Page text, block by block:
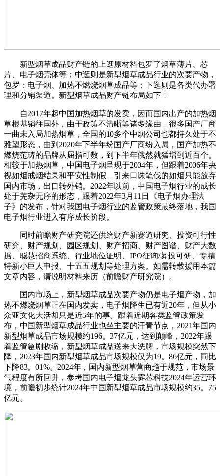
新型烟草成品财产链的上逛原材料包罗了烟草薄片、芯
片、电子烟壳体等；中逛则是新型烟草成品行业的次要产物，
包罗：电子烟、加热不燃烧烟草成品等；下逛则是各类代办署
理和分销渠道。新型烟草成品财产链布局如下！
自2017年起中国加热烟草的发卖，因而国内出产的加热烟
草根基销往国外，由于政策不清晰等诸多缘由，很多国产厂商
一曲未入局加热烟草，全国的10多个中烟公司也都持久处于不
雅望形态，曲到2020年下半年纷国产厂商纷入局，国产加热不
燃烧范畴的品牌从屈指可数，到下半年俄然就猛增到近百个。
相较于加热烟草，中国电子烟呈现于2004年，但跟着2006年央
视如烟戒烟结果和平安性制假，引来口诛笔伐的如烟只能放弃
国内市场，出口转外销。2022年以前，中国电子烟行业的成长
处于芜杂无序的形态，跟着2022年3月11日《电子烟办理法
子》的发布，针对我国电子烟行业的监管政策最终落地，我国
电子烟行业进入有序成长阶段。
同时前瞻财产研究院还供给财产新赛道研究、投资可行性
研究、财产规划、园区规划、财产招商、财产图谱、财产大数
据、聪慧招商系统、行业地位证明、IPO征询/募投可研、专精
特新小巨人申报、十五五规划等处理方案。如需转载援用本篇
文章内容，请说明材料来历（前瞻财产研究院）。
国内市场上，新型烟草成品次要产物仍是电子烟产物，加
热不燃烧烟草正在国内发卖，电子烟降生已有近20年，但从小
众亚文化大活却只是近5年的事。跟着近期各类监管政策发
布，中国新型烟草成品行业也坐主要的汗青节点，2021年国内
新型烟草成品市场规模约196。37亿元，达到颠峰，2022年跟
着监管急剧收缩，新型烟草成品送来大洗牌，市场规模突然下
降，2023年国内新型烟草成品市场规模仅为19。86亿元，同比
下降83。01%。2024年，国内新型烟草营商趋于规范，市场景
气程度有所回升，参考国内电子烟龙头雾芯科技2024年运营环
境，前瞻初步统计2024年中国新型烟草成品市场规模约35。75
亿元。